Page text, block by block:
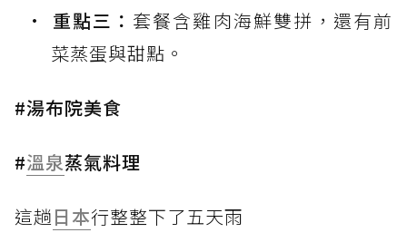
重點三： 套餐含雞肉海鮮雙拼，還有前
菜蒸蛋與甜點。
#湯布院美食
#溫泉蒸氣料理
這趟日本行整整下了五天雨